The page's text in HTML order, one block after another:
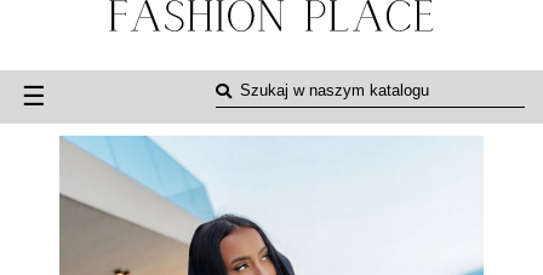
Toggle
navigation
☰